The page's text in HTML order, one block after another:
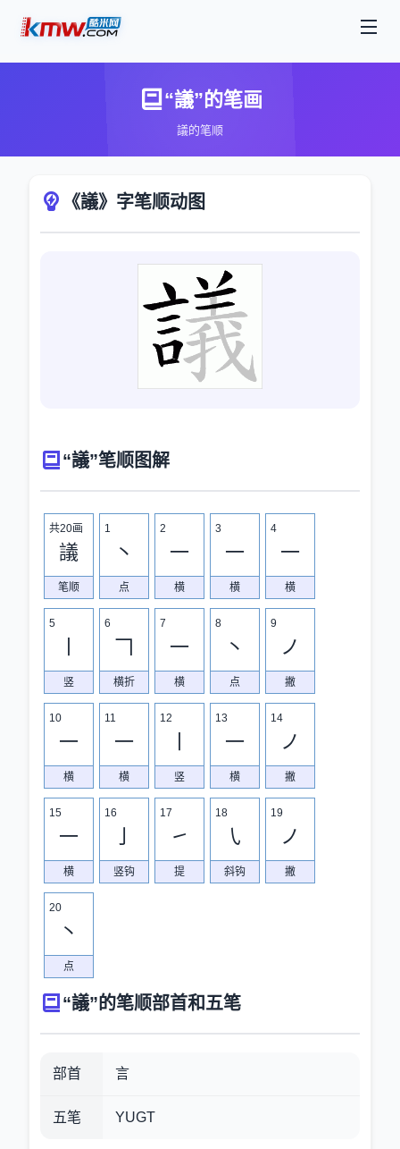
“議”的笔画
議的笔顺
《議》字笔顺动图
“議”笔顺图解
共20画
議
笔顺
1
丶
点
2
一
横
3
一
横
4
一
横
5
竖
6
𠃍
横折
7
一
横
8
丶
点
9
ノ
撇
10
一
横
11
一
横
12
竖
13
一
横
14
ノ
撇
15
一
横
16
竖钩
17
㇀
提
18
㇂
斜钩
19
ノ
撇
20
丶
点
“議”的笔顺部首和五笔
部首 言
五笔 YUGT